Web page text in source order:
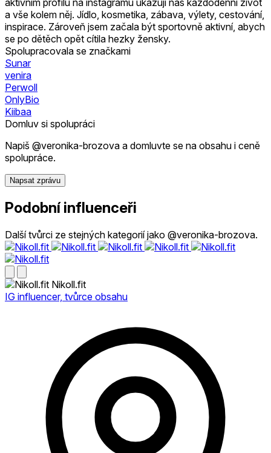
a vše kolem něj. Jídlo, kosmetika, zábava, výlety, cestování,
inspirace. Zároveň jsem začala být sportovně aktivní, abych
se po dětěch opět cítila hezky žensky.
Spolupracovala se značkami
Sunar
venira
Perwoll
OnlyBio
Kiibaa
Domluv si spolupráci
Napiš @veronika-brozova a domluvte se na obsahu i ceně
spolupráce.
Napsat zprávu
Podobní influenceři
Další tvůrci ze stejných kategorií jako @veronika-brozova.
Nikoll.fit
IG influencer, tvůrce obsahu